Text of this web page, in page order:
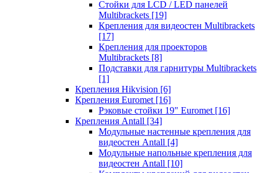
Стойки для LCD / LED панелей
Multibrackets [19]
Крепления для видеостен Multibrackets
[17]
Крепления для проекторов
Multibrackets [8]
Подставки для гарнитуры Multibrackets
[1]
Крепления Hikvision [6]
Крепления Euromet [16]
Рэковые стойки 19" Euromet [16]
Крепления Antall [34]
Модульные настенные крепления для
видеостен Antall [4]
Модульные напольные крепления для
видеостен Antall [10]